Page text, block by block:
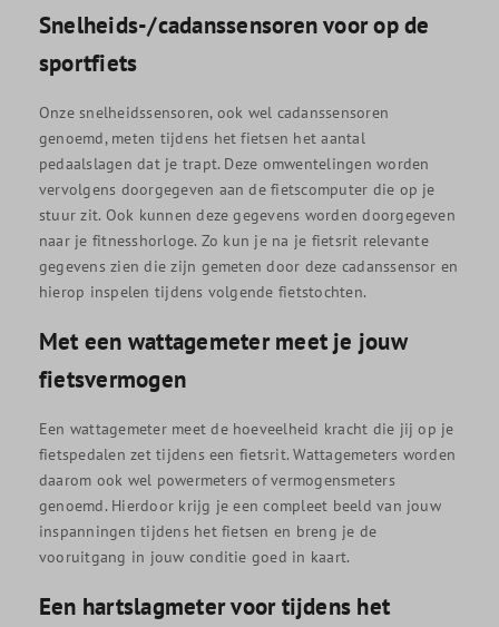
Snelheids-/cadanssensoren voor op de
sportfiets
Onze snelheidssensoren, ook wel cadanssensoren
genoemd, meten tijdens het fietsen het aantal
pedaalslagen dat je trapt. Deze omwentelingen worden
vervolgens doorgegeven aan de fietscomputer die op je
stuur zit. Ook kunnen deze gegevens worden doorgegeven
naar je fitnesshorloge. Zo kun je na je fietsrit relevante
gegevens zien die zijn gemeten door deze cadanssensor en
hierop inspelen tijdens volgende fietstochten.
Met een wattagemeter meet je jouw
fietsvermogen
Een wattagemeter meet de hoeveelheid kracht die jij op je
fietspedalen zet tijdens een fietsrit. Wattagemeters worden
daarom ook wel powermeters of vermogensmeters
genoemd. Hierdoor krijg je een compleet beeld van jouw
inspanningen tijdens het fietsen en breng je de
vooruitgang in jouw conditie goed in kaart.
Een hartslagmeter voor tijdens het